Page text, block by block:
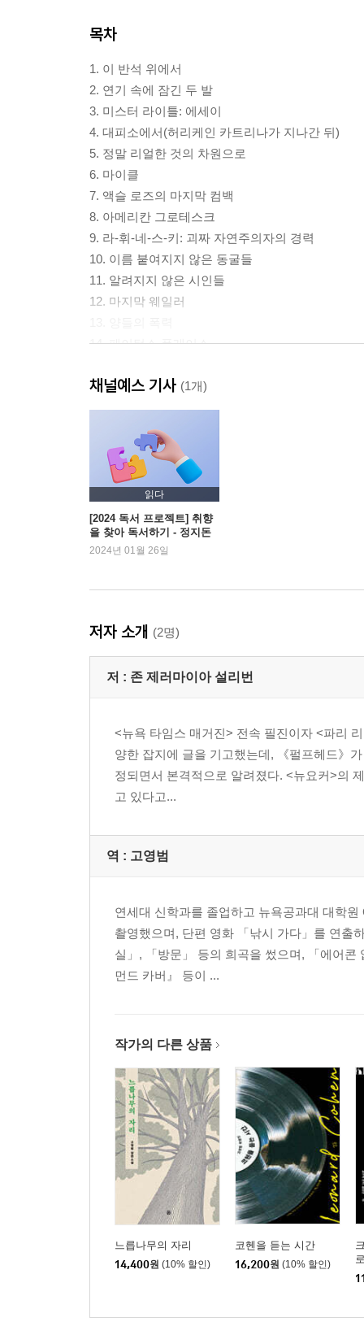
목차
1. 이 반석 위에서
2. 연기 속에 잠긴 두 발
3. 미스터 라이틀: 에세이
4. 대피소에서(허리케인 카트리나가 지나간 뒤)
5. 정말 리얼한 것의 차원으로
6. 마이클
7. 액슬 로즈의 마지막 컴백
8. 아메리칸 그로테스크
9. 라-휘-네-스-키: 괴짜 자연주의자의 경력
10. 이름 붙여지지 않은 동굴들
11. 알려지지 않은 시인들
12. 마지막 웨일러
14. 페이턴스 플레이스
옮긴이의 말
채널예스 기사 (1개)
읽다
[2024 독서 프로젝트] 취향
을 찾아 독서하기 - 정지돈
소설가
2024년 01월 26일
저자 소개 (2명)
저 : 존 제러마이아 설리번
<뉴욕 타임스 매거진> 전속 필진이자 <파리
양한 잡지에 글을 기고했는데, 《펄프헤드》
정되면서 본격적으로 알려졌다. <뉴요커>의
고 있다고...
역 : 고영범
연세대 신학과를 졸업하고 뉴욕공과대 대학
촬영했으며, 단편 영화 「낚시 가다」를 연출
실」, 「방문」 등의 희곡을 썼으며, 「에어
먼드 카버』 등이 ...
작가의 다른 상품
느릅나무의 자리
14,400원 (10% 할인)
코헨을 듣는 시간
16,200원 (10% 할인)